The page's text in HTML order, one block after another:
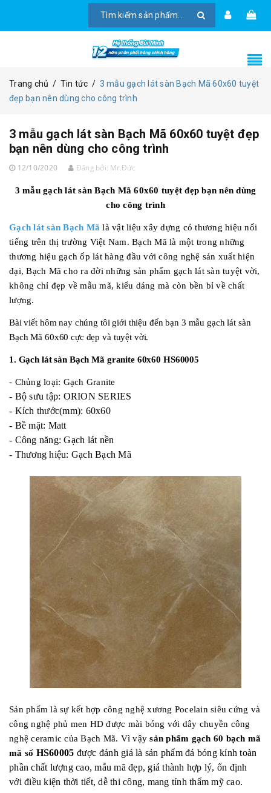
Trang chủ / Tin tức / 3 mẫu gạch lát sàn Bạch Mã 60x60 tuyệt
đẹp bạn nên dùng cho công trình
3 mẫu gạch lát sàn Bạch Mã 60x60 tuyệt đẹp
bạn nên dùng cho công trình
12/10/2020 Đăng bởi: Mr.Đức
3 mẫu gạch lát sàn Bạch Mã 60x60 tuyệt đẹp bạn nên dùng
cho công trình
Gạch lát sàn Bạch Mã là vật liệu xây dựng có thương hiệu nổi
tiếng trên thị trường Việt Nam. Bạch Mã là một trong những
thương hiệu gạch ốp lát hàng đầu với công nghệ sản xuất hiện
đại, Bạch Mã cho ra đời những sản phẩm gạch lát sàn tuyệt vời,
không chỉ đẹp về mẫu mã, kiểu dáng mà còn bền bỉ về chất
lượng.
Bài viết hôm nay chúng tôi giới thiệu đến bạn 3 mẫu gạch lát sàn
Bạch Mã 60x60 cực đẹp và tuyệt vời.
1. Gạch lát sàn Bạch Mã granite 60x60 HS60005
- Chủng loại: Gạch Granite
- Bộ sưu tập: ORION SERIES
- Kích thước(mm): 60x60
- Bề mặt: Matt
- Công năng: Gạch lát nền
- Thương hiệu: Gạch Bạch Mã
Sản phẩm là sự kết hợp công nghệ xương Pocelain siêu cứng và
công nghệ phủ men HD được mài bóng với dây chuyền công
nghệ ceramic của Bạch Mã. Vì vậysản phẩm gạch 60 bạch mã
mã số HS60005 được đánh giá là sản phẩm đá bóng kính toàn
phần chất lượng cao, mẫu mã đẹp, giá thành hợp lý, ổn định
với điều kiện thời tiết, dễ thi công, mang tính thẩm mỹ cao.